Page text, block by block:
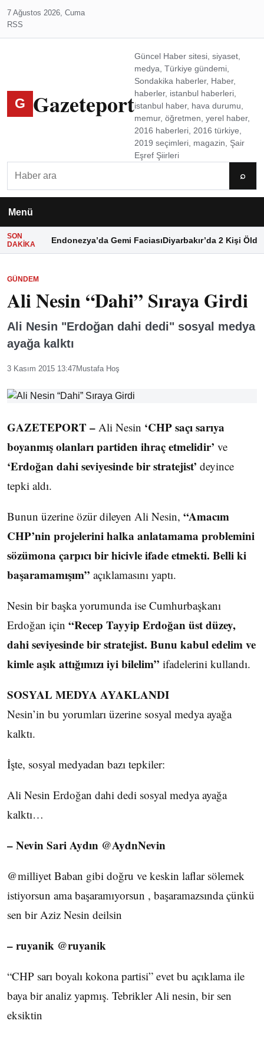
7 Ağustos 2026, Cuma
RSS
G Gazeteport
Güncel Haber sitesi, siyaset,
medya, Türkiye gündemi,
Sondakika haberler, Haber,
haberler, istanbul haberleri,
istanbul haber, hava durumu,
memur, öğretmen, yerel haber,
2016 haberleri, 2016 türkiye,
2019 seçimleri, magazin, Şair
Eşref Şiirleri
⌕
Menü
SON
DAKIKA
Endonezya’da Gemi FaciasıDiyarbakır’da 2 Kişi Öldü
GÜNDEM
Ali Nesin “Dahi” Sıraya Girdi
Ali Nesin "Erdoğan dahi dedi" sosyal medya
ayağa kalktı
3 Kasım 2015 13:47Mustafa Hoş
GAZETEPORT – Ali Nesin ‘CHP saçı sarıya
boyanmış olanları partiden ihraç etmelidir’ ve
‘Erdoğan dahi seviyesinde bir stratejist’ deyince
tepki aldı.
Bunun üzerine özür dileyen Ali Nesin, “Amacım
CHP’nin projelerini halka anlatamama problemini
sözümona çarpıcı bir hicivle ifade etmekti. Belli ki
başaramamışım” açıklamasını yaptı.
Nesin bir başka yorumunda ise Cumhurbaşkanı
Erdoğan için “Recep Tayyip Erdoğan üst düzey,
dahi seviyesinde bir stratejist. Bunu kabul edelim ve
kimle aşık attığımızı iyi bilelim” ifadelerini kullandı.
SOSYAL MEDYA AYAKLANDI
Nesin’in bu yorumları üzerine sosyal medya ayağa
kalktı.
İşte, sosyal medyadan bazı tepkiler:
Ali Nesin Erdoğan dahi dedi sosyal medya ayağa
kalktı…
– Nevin Sari Aydın ‏@AydnNevin
@milliyet Baban gibi doğru ve keskin laflar sölemek
istiyorsun ama başaramıyorsun , başaramazsında çünkü
sen bir Aziz Nesin deilsin
– ruyanik ‏@ruyanik
“CHP sarı boyalı kokona partisi” evet bu açıklama ile
baya bir analiz yapmış. Tebrikler Ali nesin, bir sen
eksiktin